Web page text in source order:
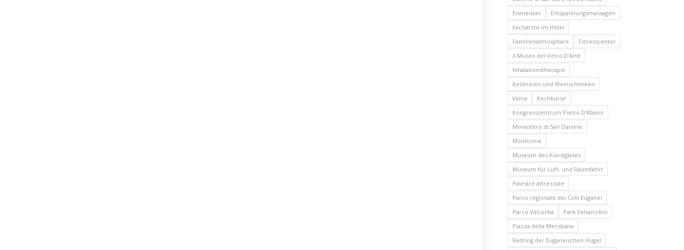
Eismeister
Entspannungsmassagen
Fachärzte im Hotel
Familienatmosphäre
Fitnesscenter
Il Museo del Vetro D'Arte
Inhalationstherapie
Kellereien und Weinschenken
klima
Kochkurse
Kongresszentrum Pietro D'Abano
Monastero di San Daniele
Montirone
Museum des Kunstglases
Museum für Luft- und Raumfahrt
Palestre attrezzate
Parco regionale dei Colli Euganei
Parco Valcorba
Park Valsanzibio
Piazza della Meridiana
Radring der Euganeischen Hügel